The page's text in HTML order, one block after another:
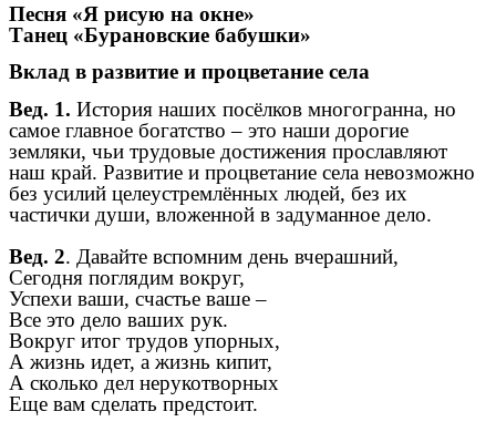
Песня «Я рисую на окне»
Танец «Бурановские бабушки»
Вклад в развитие и процветание села
Вед. 1. История наших посёлков многогранна, но
самое главное богатство – это наши дорогие
земляки, чьи трудовые достижения прославляют
наш край. Развитие и процветание села невозможно
без усилий целеустремлённых людей, без их
частички души, вложенной в задуманное дело.
Вед. 2. Давайте вспомним день вчерашний,
Сегодня поглядим вокруг,
Успехи ваши, счастье ваше –
Все это дело ваших рук.
Вокруг итог трудов упорных,
А жизнь идет, а жизнь кипит,
А сколько дел нерукотворных
Еще вам сделать предстоит.